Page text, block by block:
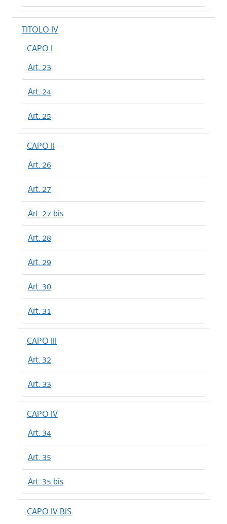
TITOLO IV
CAPO I
Art. 23
Art. 24
Art. 25
CAPO II
Art. 26
Art. 27
Art. 27 bis
Art. 28
Art. 29
Art. 30
Art. 31
CAPO III
Art. 32
Art. 33
CAPO IV
Art. 34
Art. 35
Art. 35 bis
CAPO IV BIS